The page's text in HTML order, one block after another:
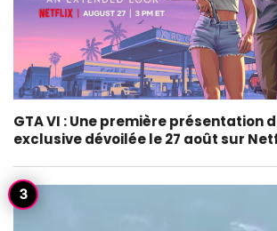
GTA VI : Une première présentation
exclusive dévoilée le 27 août sur